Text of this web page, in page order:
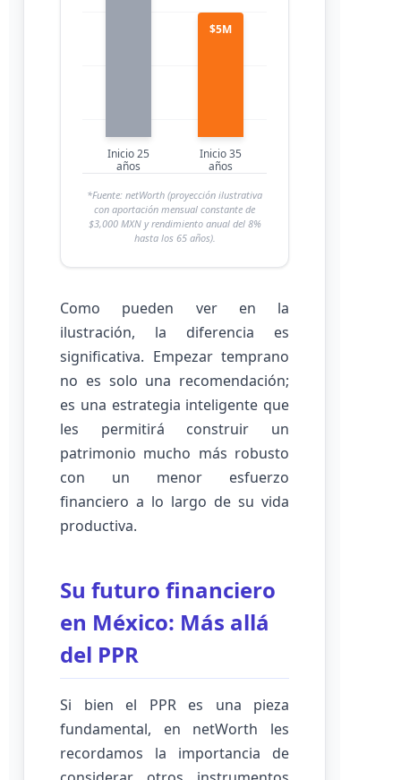
Inicio 25
años
$5M
Inicio 35
años
*Fuente: netWorth (proyección ilustrativa
con aportación mensual constante de
$3,000 MXN y rendimiento anual del 8%
hasta los 65 años).
Como pueden ver en la
ilustración, la diferencia es
significativa. Empezar temprano
no es solo una recomendación;
es una estrategia inteligente que
les permitirá construir un
patrimonio mucho más robusto
con un menor esfuerzo
financiero a lo largo de su vida
productiva.
Su futuro financiero
en México: Más allá
del PPR
Si bien el PPR es una pieza
fundamental, en netWorth les
recordamos la importancia de